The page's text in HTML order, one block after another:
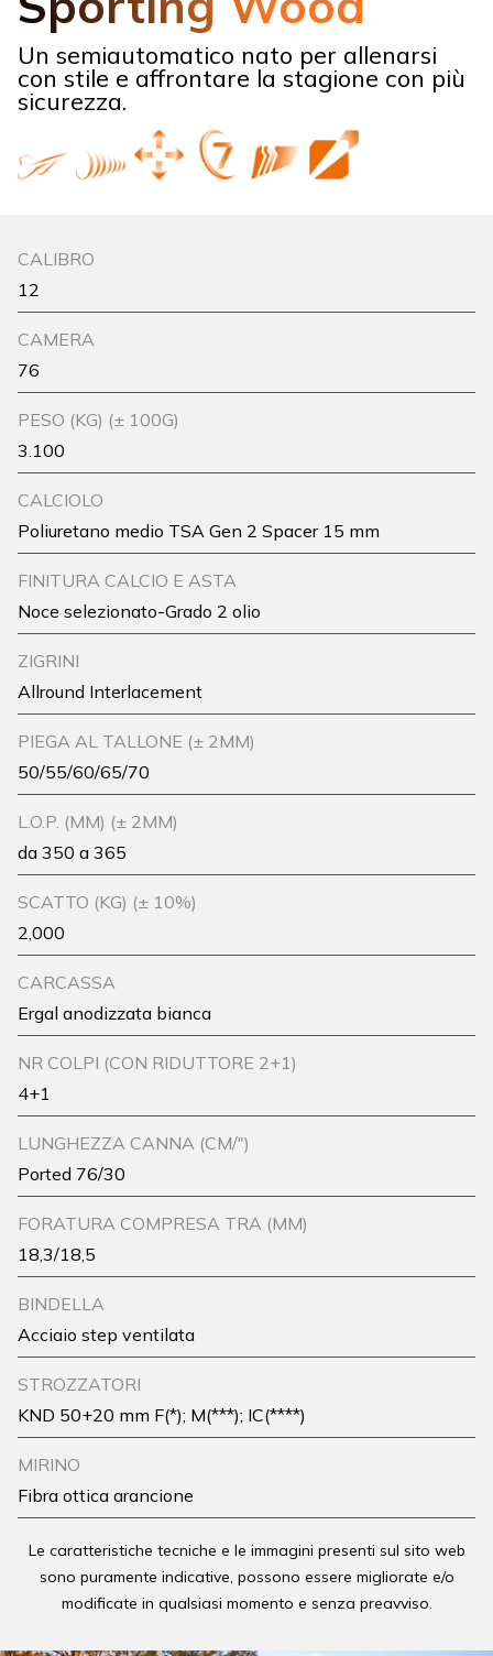
Un semiautomatico nato per allenarsi
con stile e affrontare la stagione con più
sicurezza.
CALIBRO
12
CAMERA
76
PESO (KG) (± 100G)
3.100
CALCIOLO
Poliuretano medio TSA Gen 2 Spacer 15 mm
FINITURA CALCIO E ASTA
Noce selezionato-Grado 2 olio
ZIGRINI
Allround Interlacement
PIEGA AL TALLONE (± 2MM)
50/55/60/65/70
L.O.P. (MM) (± 2MM)
da 350 a 365
SCATTO (KG) (± 10%)
2,000
CARCASSA
Ergal anodizzata bianca
NR COLPI (CON RIDUTTORE 2+1)
4+1
LUNGHEZZA CANNA (CM/")
Ported 76/30
FORATURA COMPRESA TRA (MM)
18,3/18,5
BINDELLA
Acciaio step ventilata
STROZZATORI
KND 50+20 mm F(*); M(***); IC(****)
MIRINO
Fibra ottica arancione
Le caratteristiche tecniche e le immagini presenti sul sito web
sono puramente indicative, possono essere migliorate e/o
modificate in qualsiasi momento e senza preavviso.